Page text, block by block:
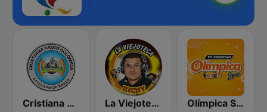
Cristiana Radio La Viejoteca de Richy Olímpica Stereo Barranquilla 92.1 FM